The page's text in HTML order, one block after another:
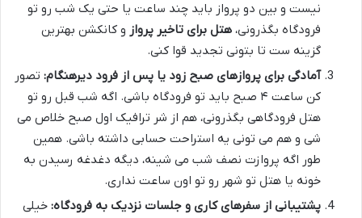
نیست و بین دو پرواز باید چند ساعت یا حتی یک شب رو تو
فرودگاه بگذرونی، هتل برای تاخیر پرواز و کانکشن بهترین
گزینه ست تا بتونی تجدید قوا کنی.
آمادگی برای پروازهای صبح زود یا پس از فرود دیرهنگام: تصور
کن ساعت ۴ صبح باید تو فرودگاه باشی. اگه شب قبل رو تو
هتل فرودگاهی بگذرونی، هم از شر ترافیک اول صبح خلاص می
شی و هم می تونی یه استراحت حسابی داشته باشی. همین
طور اگه پروازت نصف شب می شینه، دیگه دغدغه رسیدن به
خونه یا هتل تو شهر رو تو اون ساعت نداری.
پشتیبانی از سفرهای کاری و جلسات نزدیک به فرودگاه: خیلی